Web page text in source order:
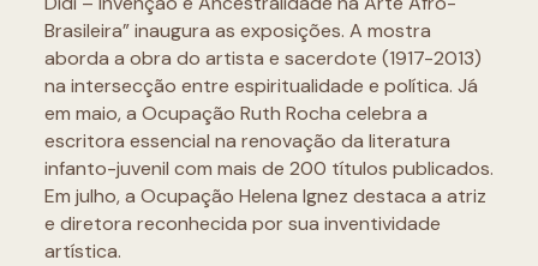
Brasileira” inaugura as exposições. A mostra
aborda a obra do artista e sacerdote (1917-2013)
na intersecção entre espiritualidade e política. Já
em maio, a Ocupação Ruth Rocha celebra a
escritora essencial na renovação da literatura
infanto-juvenil com mais de 200 títulos publicados.
Em julho, a Ocupação Helena Ignez destaca a atriz
e diretora reconhecida por sua inventividade
artística.